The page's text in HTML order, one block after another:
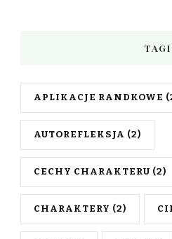
TAGI
APLIKACJE RANDKOWE
AUTOREFLEKSJA (2)
CECHY CHARAKTERU (2)
CHARAKTERY (2)